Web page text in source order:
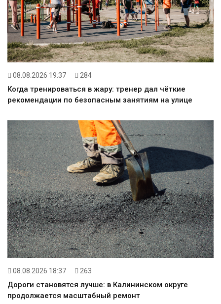
08.08.2026 19:37 284
Когда тренироваться в жару: тренер дал чёткие
рекомендации по безопасным занятиям на улице
08.08.2026 18:37 263
Дороги становятся лучше: в Калининском округе
продолжается масштабный ремонт